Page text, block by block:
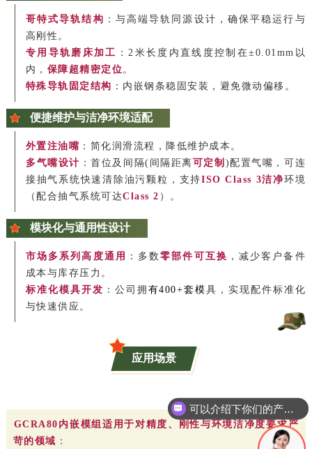
哥特式导轨结构 ：与高端导轨同源设计，确保平稳运行与
高刚性。
专用导轨磨床加工 ：2米长度内直线度控制在±0.01mm以
内， 保障超精密定位 。
特殊导轨固定结构 ：内嵌钢条稳固安装，避免微动偏移。
便捷维护与洁净环境适配
外置注油嘴 ：简化润滑流程，降低维护成本。
多气嘴设计 ：首位及间隔(间隔距离可定制 )配置气嘴，可连
接抽气系统快速清除油污颗粒，支持ISO Class 3洁净环境
（配合抽气系统可达Class 2 ）。
模块化与通用性设计
市场多系列高度通用 ：多数零部件可互换 ，减少客户备件
成本与库存压力。
标准化模具开发 ：公司拥 有400+套模具，实现配件标准化
与快速供应。
应用场景
GCRA80内嵌模组适用于对精度、刚性与环境洁净度要求严
苛的领域 ：
可以介绍下你们的产品么
你们是怎么收费的呢